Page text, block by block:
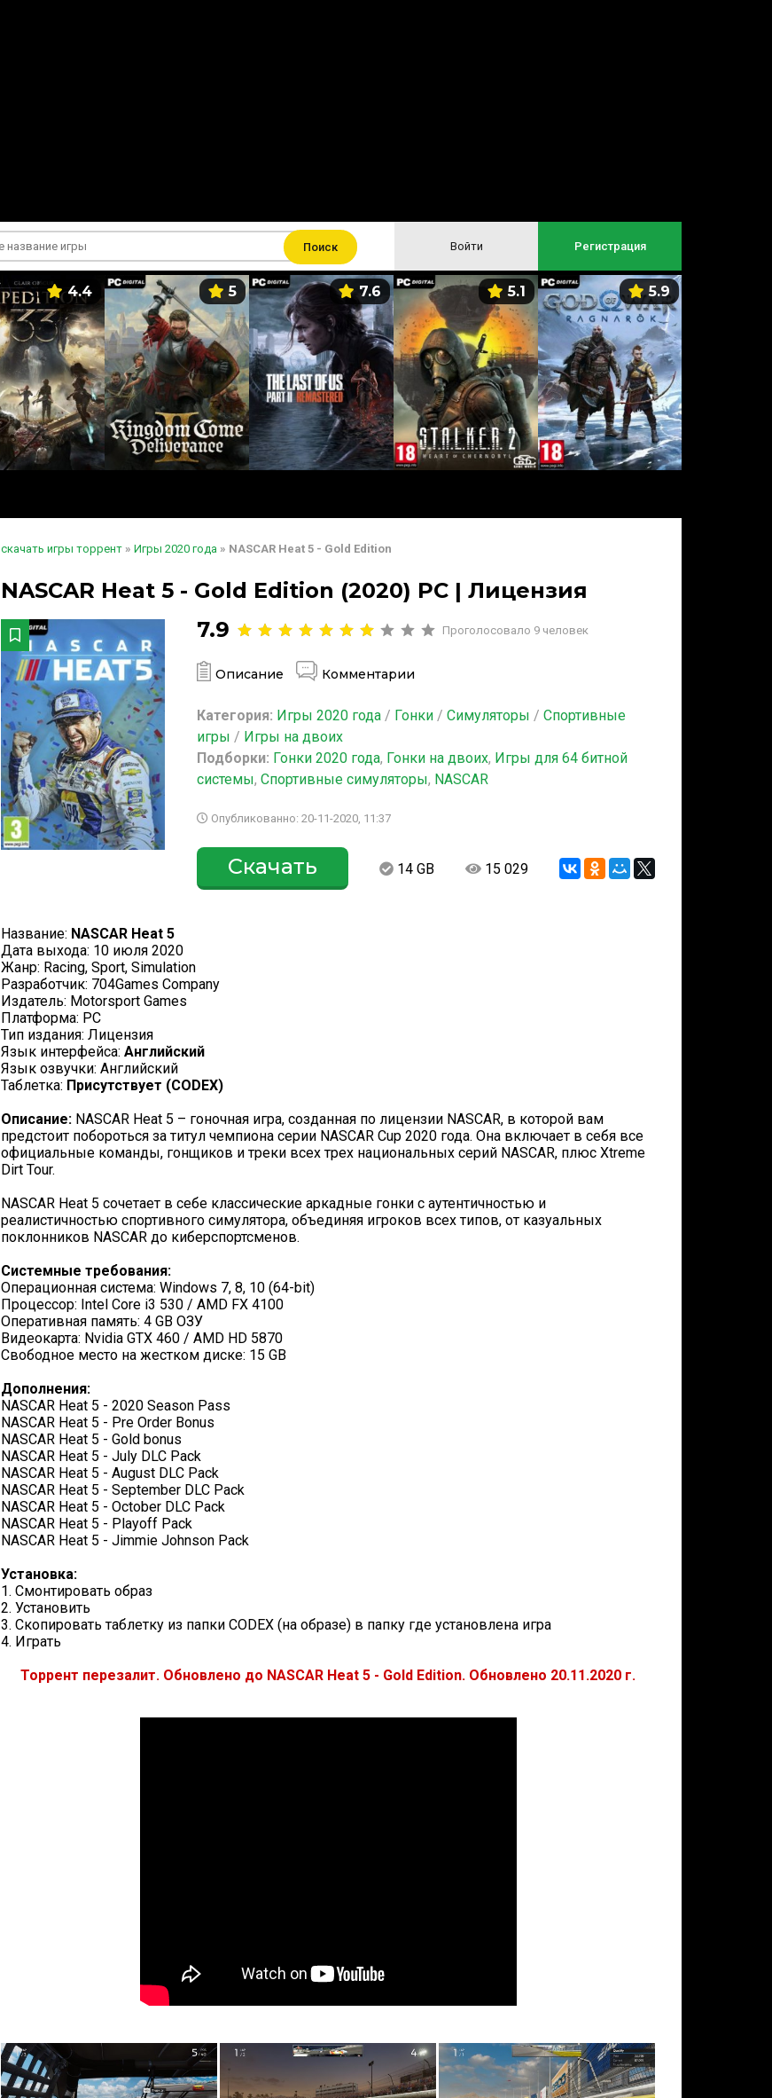
Поиск Войти Регистрация
4.4 5 7.6 5.1 5.9
скачать игры торрент » Игры 2020 года » NASCAR Heat 5 - Gold Edition
NASCAR Heat 5 - Gold Edition (2020) PC | Лицензия
7.9
Проголосовало 9 человек
Описание Комментарии
Категория: Игры 2020 года / Гонки /Симуляторы /Спортивные
игры / Игры на двоих
Подборки: Гонки 2020 года, Гонки на двоих, Игры для 64 битной
системы,Спортивные симуляторы, NASCAR
Опубликованно: 20-11-2020, 11:37
Скачать 14 GB 15 029
Название: NASCAR Heat 5
Дата выхода: 10 июля 2020
Жанр: Racing, Sport, Simulation
Разработчик: 704Games Company
Издатель: Motorsport Games
Платформа: PC
Тип издания: Лицензия
Язык интерфейса: Английский
Язык озвучки: Английский
Таблетка: Присутствует (CODEX)
Описание: NASCAR Heat 5 – гоночная игра, созданная по лицензии NASCAR, в которой вам
предстоит побороться за титул чемпиона серии NASCAR Cup 2020 года. Она включает в себя все
официальные команды, гонщиков и треки всех трех национальных серий NASCAR, плюс Xtreme
Dirt Tour.
NASCAR Heat 5 сочетает в себе классические аркадные гонки с аутентичностью и
реалистичностью спортивного симулятора, объединяя игроков всех типов, от казуальных
поклонников NASCAR до киберспортсменов.
Системные требования:
Операционная система: Windows 7, 8, 10 (64-bit)
Процессор: Intel Core i3 530 / AMD FX 4100
Оперативная память: 4 GB ОЗУ
Видеокарта: Nvidia GTX 460 / AMD HD 5870
Свободное место на жестком диске: 15 GB
Дополнения:
NASCAR Heat 5 - 2020 Season Pass
NASCAR Heat 5 - Pre Order Bonus
NASCAR Heat 5 - Gold bonus
NASCAR Heat 5 - July DLC Pack
NASCAR Heat 5 - August DLC Pack
NASCAR Heat 5 - September DLC Pack
NASCAR Heat 5 - October DLC Pack
NASCAR Heat 5 - Playoff Pack
NASCAR Heat 5 - Jimmie Johnson Pack
Установка:
1. Смонтировать образ
2. Установить
3. Скопировать таблетку из папки CODEX (на образе) в папку где установлена игра
4. Играть
Торрент перезалит. Обновлено до NASCAR Heat 5 - Gold Edition. Обновлено 20.11.2020 г.